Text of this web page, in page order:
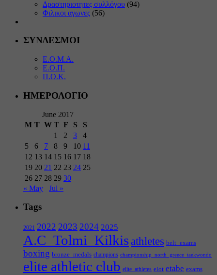
Δραστηριοτητες συλλόγου (94)
Φιλικοι αγωνες (56)
ΣΥΝΔΕΣΜΟΙ
Ε.Ο.Μ.Α.
Ε.Ο.Π.
Π.Ο.Κ.
ΗΜΕΡΟΛΟΓΙΟ
June 2017
M T W T F S
S
1
2 3
4
5
6 7 8 9 10 11
12 13 14 15 16 17 18
19 20 21 22 23 24 25
26 27 28 29 30
« May
Jul »
Tags
2021 2022 2023 2024 2025
A.C_Tolmi_Kilkis athletes belt_exams
boxing bronze_medals champions championship_north_greece_taekwondo
elite athletic club elite_athletes elot etabe exams